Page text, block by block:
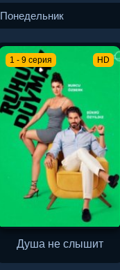
Понедельник
1 - 9 серия HD
Душа не слышит